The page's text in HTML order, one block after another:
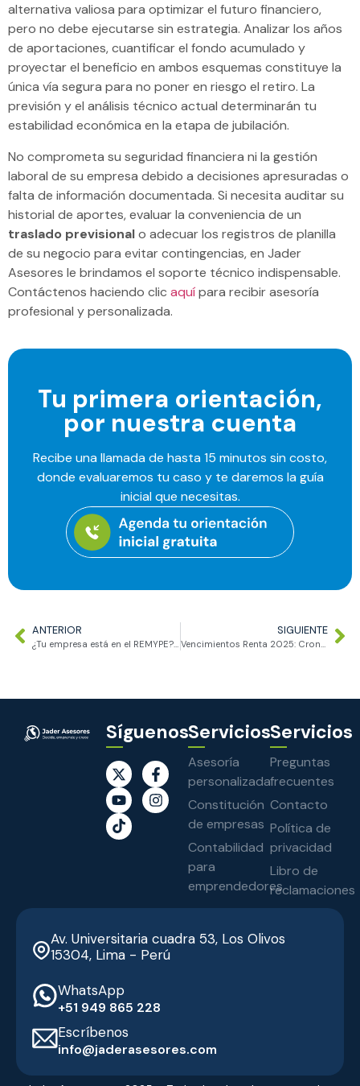
alternativa valiosa para optimizar el futuro financiero,
pero no debe ejecutarse sin estrategia. Analizar los años
de aportaciones, cuantificar el fondo acumulado y
proyectar el beneficio en ambos esquemas constituye la
única vía segura para no poner en riesgo el retiro. La
previsión y el análisis técnico actual determinarán tu
estabilidad económica en la etapa de jubilación.
No comprometa su seguridad financiera ni la gestión
laboral de su empresa debido a decisiones apresuradas o
falta de información documentada. Si necesita auditar su
historial de aportes, evaluar la conveniencia de un
traslado previsionalo adecuar los registros de planilla
de su negocio para evitar contingencias, en Jader
Asesores le brindamos el soporte técnico indispensable.
Contáctenos haciendo clic aquípara recibir asesoría
profesional y personalizada.
Tu primera orientación,
por nuestra cuenta
Recibe una llamada de hasta 15 minutos sin costo,
donde evaluaremos tu caso y te daremos la guía
inicial que necesitas.
ANTERIOR SIGUIENTE
SíguenosServicios
Asesoría
personalizada
Constitución
de empresas
Contabilidad
para
emprendedores
Servicios
Preguntas
frecuentes
Contacto
Política de
privacidad
Libro de
reclamaciones
Av. Universitaria cuadra 53, Los Olivos
15304, Lima - Perú
WhatsApp
‭+51 949 865 228‬
Escríbenos
info@jaderasesores.com